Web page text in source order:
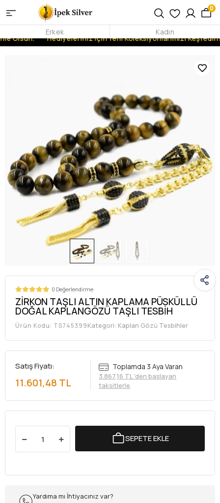
Olsun. Hediyeleriniz İçin Yeni Koleksiyonlarımızı Keşfedin!
0
Erkek Kadın
0 Değerlendirme
ZİRKON TAŞLI ALTIN KAPLAMA PÜSKÜLLÜ
DOĞAL KAPLANGÖZÜ TAŞLI TESBİH
Ürün Kodu: TS745399Kategori: Kaplan Gözü Tesbihler
Satış Fiyatı:
11.601,48 TL
Toplamda 3 Aya Varan
3.867,16 TL 'den başlayan
taksitlerle
SEPETE EKLE
Yardıma mı İhtiyacınız var?